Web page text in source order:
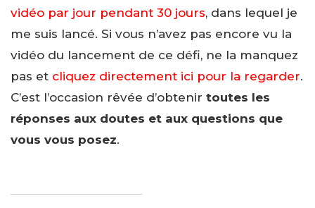
vidéo par jour pendant 30 jours, dans lequel je
me suis lancé. Si vous n’avez pas encore vu la
vidéo du lancement de ce défi, ne la manquez
pas et cliquez directement ici pour la regarder.
C’est l’occasion rêvée d’obtenir toutes les
réponses aux doutes et aux questions que
vous vous posez.